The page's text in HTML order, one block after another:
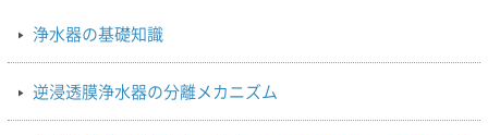
浄水器の基礎知識
逆浸透膜浄水器の分離メカニズム